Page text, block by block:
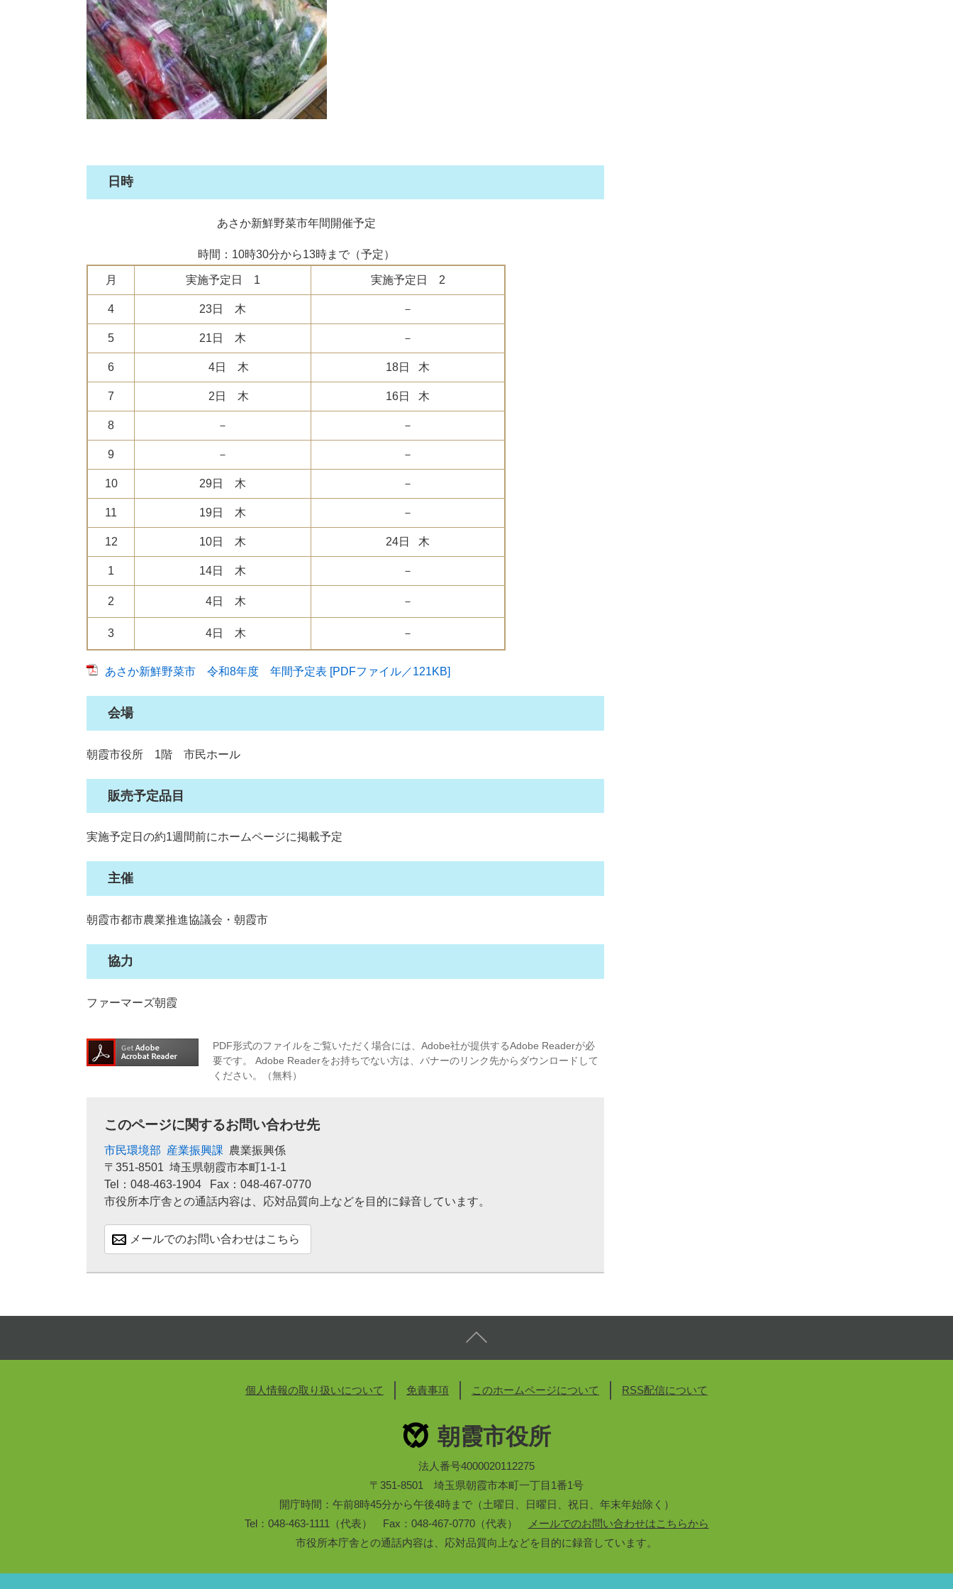
日時
あさか新鮮野菜市年間開催予定
時間：10時30分から13時まで（予定）
月 実施予定日 1 実施予定日 2
4 23日 木 －
5 21日 木 －
6 4日 木 18日 木
7 2日 木 16日 木
8 － －
9 － －
10 29日 木 －
11 19日 木 －
12 10日 木 24日 木
1 14日 木 －
2 4日 木 －
3 4日 木 －
あさか新鮮野菜市 令和8年度 年間予定表 [PDFファイル／121KB]
会場
朝霞市役所 1階 市民ホール
販売予定品目
実施予定日の約1週間前にホームページに掲載予定
主催
朝霞市都市農業推進協議会・朝霞市
協力
ファーマーズ朝霞
PDF形式のファイルをご覧いただく場合には、Adobe社が提供するAdobe Readerが必
要です。
Adobe Readerをお持ちでない方は、バナーのリンク先からダウンロードして
ください。（無料）
このページに関するお問い合わせ先
市民環境部 産業振興課 農業振興係
〒351-8501 埼玉県朝霞市本町1-1-1
Tel：048-463-1904
Fax：048-467-0770
市役所本庁舎との通話内容は、応対品質向上などを目的に録音しています。
メールでのお問い合わせはこちら
個人情報の取り扱いについて 免責事項 このホームページについて RSS配信について
朝霞市役所
法人番号4000020112275
〒351-8501 埼玉県朝霞市本町一丁目1番1号
開庁時間：午前8時45分から午後4時まで（土曜日、日曜日、祝日、年末年始除く）
Tel：048-463-1111（代表） Fax：048-467-0770（代表）
メールでのお問い合わせはこちらから
市役所本庁舎との通話内容は、応対品質向上などを目的に録音しています。